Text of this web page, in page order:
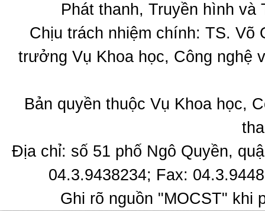
Phát thanh, Truyền hình
Chịu trách nhiệm chính: TS.
trưởng Vụ Khoa học, Công nghệ
Bản quyền thuộc Vụ Khoa học,
Địa chỉ: số 51 phố Ngô Quyền,
04.3.9438234; Fax:
Ghi rõ nguồn "MOCST" khi